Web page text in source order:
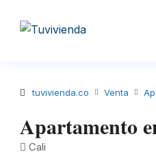
tuvivienda.co Venta
Apartamento
Cali